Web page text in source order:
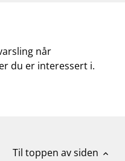
når
du er interessert i.
Til toppen av siden expand_less